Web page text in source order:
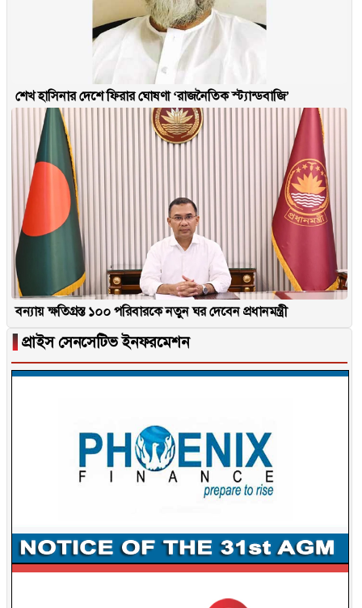
শেখ হাসিনার দেশে ফিরার ঘোষণা ‘রাজনৈতিক স্ট্যান্ডবাজি’
বন্যায় ক্ষতিগ্রস্ত ১০০ পরিবারকে নতুন ঘর দেবেন প্রধানমন্ত্রী
▐ প্রাইস সেনসেটিভ ইনফরমেশন